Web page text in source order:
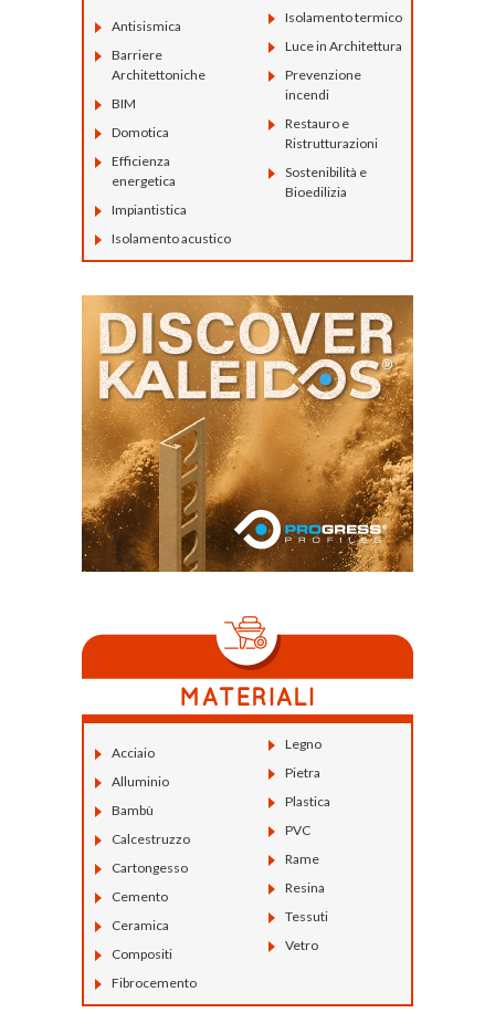
Antisismica
Barriere
Architettoniche
BIM
Domotica
Efficienza
energetica
Impiantistica
Isolamento acustico
Isolamento termico
Luce in Architettura
Prevenzione
incendi
Restauro e
Ristrutturazioni
Sostenibilità e
Bioedilizia
Acciaio
Alluminio
Bambù
Calcestruzzo
Cartongesso
Cemento
Ceramica
Compositi
Fibrocemento
Legno
Pietra
Plastica
PVC
Rame
Resina
Tessuti
Vetro